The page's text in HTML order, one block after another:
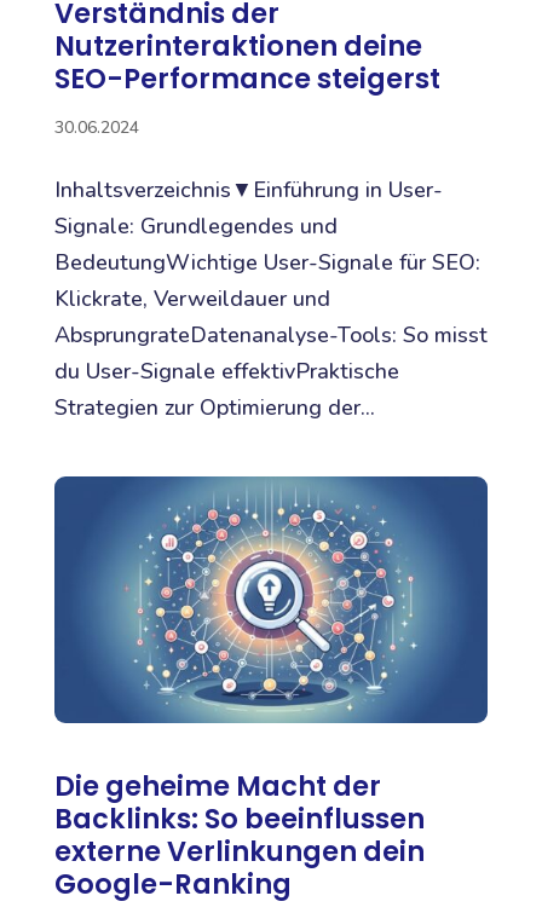
Verständnis der
Nutzerinteraktionen deine
SEO-Performance steigerst
30.06.2024
Inhaltsverzeichnis▼Einführung in User-
Signale: Grundlegendes und
BedeutungWichtige User-Signale für SEO:
Klickrate, Verweildauer und
AbsprungrateDatenanalyse-Tools: So misst
du User-Signale effektivPraktische
Strategien zur Optimierung der...
Die geheime Macht der
Backlinks: So beeinflussen
externe Verlinkungen dein
Google-Ranking